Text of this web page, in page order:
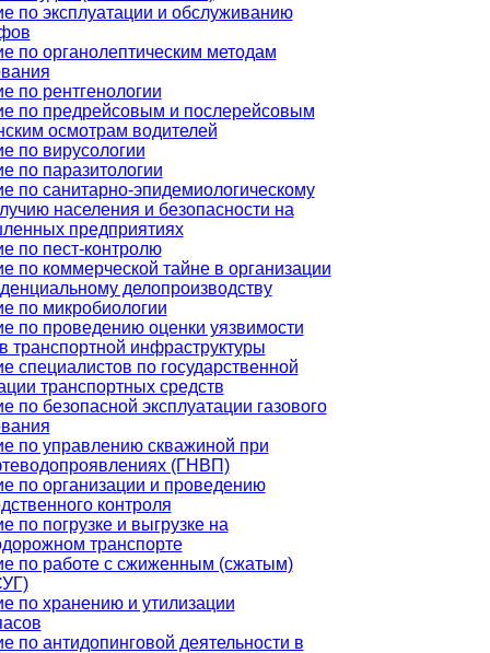
по эксплуатации и обслуживанию
по органолептическим методам
по рентгенологии
по предрейсовым и послерейсовым
осмотрам водителей
по вирусологии
по паразитологии
по санитарно-эпидемиологическому
населения и безопасности на
предприятиях
по пест-контролю
по коммерческой тайне в организации
делопроизводству
по микробиологии
по проведению оценки уязвимости
транспортной инфраструктуры
специалистов по государственной
транспортных средств
по безопасной эксплуатации газового
по управлению скважиной при
(ГНВП)
по организации и проведению
контроля
по погрузке и выгрузке на
транспорте
по работе с сжиженным (сжатым)
по хранению и утилизации
по антидопинговой деятельности в